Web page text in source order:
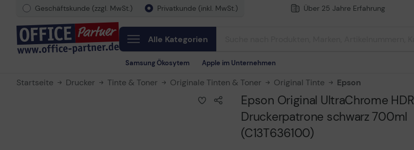
Geschäftskunde (zzgl. MwSt.) Privatkunde (inkl. MwSt.) Über 25 Jahre Erfahrung
Alle Kategorien
Samsung Ökosytem Apple im Unternehmen
Startseite Drucker Tinte & Toner Originale Tinten & Toner Original Tinte Epson
Epson Original UltraChrome HDR
Druckerpatrone schwarz 700ml
(C13T636100)